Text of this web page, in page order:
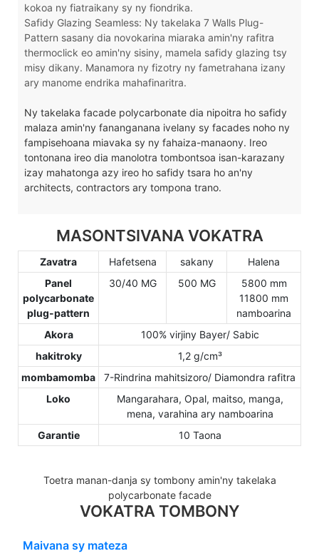
kokoa ny fiatraikany sy ny fiondrika.
Safidy Glazing Seamless: Ny takelaka 7 Walls Plug-
Pattern sasany dia novokarina miaraka amin'ny rafitra
thermoclick eo amin'ny sisiny, mamela safidy glazing tsy
misy dikany. Manamora ny fizotry ny fametrahana izany
ary manome endrika mahafinaritra.
Ny takelaka facade polycarbonate dia nipoitra ho safidy
malaza amin'ny fananganana ivelany sy facades noho ny
fampisehoana miavaka sy ny fahaiza-manaony. Ireo
tontonana ireo dia manolotra tombontsoa isan-karazany
izay mahatonga azy ireo ho safidy tsara ho an'ny
architects, contractors ary tompona trano.
MASONTSIVANA VOKATRA
Zavatra Hafetsena sakany
Halena
Panel
polycarbonate
plug-pattern
30/40 MG 500 MG
5800 mm
11800 mm
namboarina
Akora
100% virjiny Bayer/ Sabic
hakitroky
1,2 g/cm³
mombamomba
7-Rindrina mahitsizoro/ Diamondra rafitra
Loko
Mangarahara, Opal, maitso, manga,
mena, varahina ary namboarina
Garantie
10 Taona
Toetra manan-danja sy tombony amin'ny takelaka
polycarbonate facade
VOKATRA TOMBONY
Maivana sy mateza